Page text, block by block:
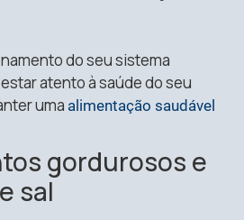
do seu sistema
atento à saúde do seu
uma alimentação saudável
gordurosos e
sal